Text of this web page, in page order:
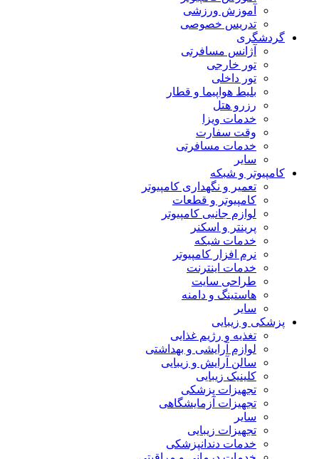
آموزش ورزشی
تدریس خصوصی
گردشگری
آژانس مسافرتی
تور خارجی
تور داخلی
بلیط هواپیما و قطار
رزرو هتل
خدمات ویزا
وقت سفارت
خدمات مسافرتی
سایر
کامپیوتر و شبکه
تعمیر و نگهداری کامپیوتر
کامپیوتر و قطعات
لوازم جانبی کامپیوتر
پرینتر و اسکنر
خدمات شبکه
نرم افزار کامپیوتر
خدمات اینترنت
طراحی سایت
هاستینگ و دامنه
سایر
پزشکی و زیبایی
تغذیه و رژیم غذایی
لوازم آرایشی و بهداشتی
سالن آرایش و زیبایی
کلینیک زیبایی
تجهیزات پزشکی
تجهیزات آزمایشگاهی
سایر
تجهیزات زیبایی
خدمات دندانپزشکی